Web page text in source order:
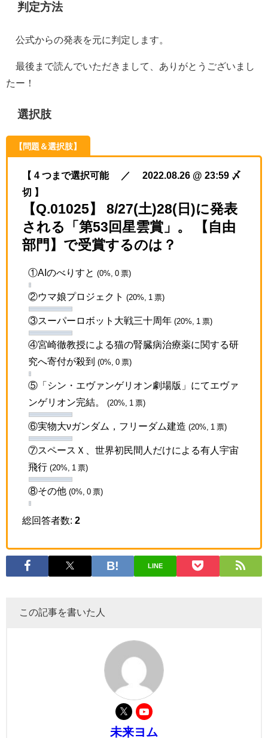
判定方法
公式からの発表を元に判定します。
最後まで読んでいただきまして、ありがとうございまし
たー！
選択肢
【問題＆選択肢】
【 4 つまで選択可能 ／ 2022.08.26 @ 23:59 〆
切 】
【Q.01025】 8/27(土)28(日)に発表
される「第53回星雲賞」。 【自由
部門】で受賞するのは？
①AIのべりすと (0%, 0 票)
②ウマ娘プロジェクト (20%, 1 票)
③スーパーロボット大戦三十周年 (20%, 1 票)
④宮崎徹教授による猫の腎臓病治療薬に関する研
究へ寄付が殺到
(0%, 0 票)
⑤「シン・エヴァンゲリオン劇場版」にてエヴァ
ンゲリオン完結。
(20%, 1 票)
⑥実物大νガンダム，フリーダム建造 (20%, 1 票)
⑦スペースＸ、世界初民間人だけによる有人宇宙
飛行 (20%, 1 票)
⑧その他 (0%, 0 票)
総回答者数: 2
LINE
この記事を書いた人
未来ヨム